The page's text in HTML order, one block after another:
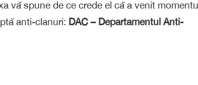
vă spune de ce crede el că a venit
anti-clanuri: DAC – Departamentul Anti-